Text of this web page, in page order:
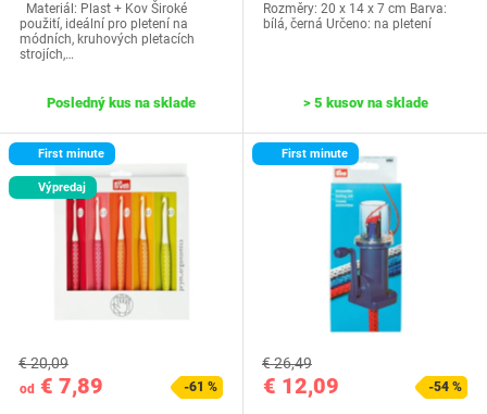
Materiál: Plast + Kov Široké
použití, ideální pro pletení na
módních, kruhových pletacích
strojích,…
Posledný kus na sklade
Rozměry: 20 x 14 x 7 cm Barva:
bílá, černá Určeno: na pletení
> 5 kusov na sklade
First minute
Výpredaj
od € 7,89
€ 20,09
-61 %
First minute
€ 12,09
€ 26,49
-54 %